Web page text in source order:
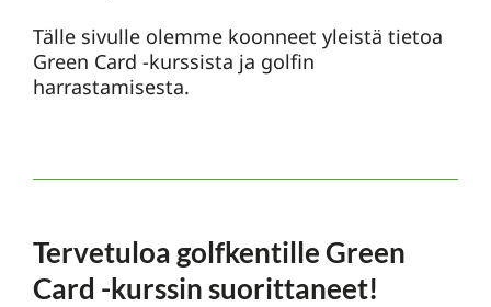
Tälle sivulle olemme koonneet yleistä tietoa
Green Card -kurssista ja golfin
harrastamisesta.
Tervetuloa golfkentille Green
Card -kurssin suorittaneet!